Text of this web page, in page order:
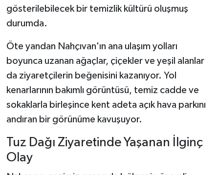
gösterilebilecek bir temizlik kültürü oluşmuş
durumda.
Öte yandan Nahçıvan'ın ana ulaşım yolları
boyunca uzanan ağaçlar, çiçekler ve yeşil alanlar
da ziyaretçilerin beğenisini kazanıyor. Yol
kenarlarının bakımlı görüntüsü, temiz cadde ve
sokaklarla birleşince kent adeta açık hava parkını
andıran bir görünüme kavuşuyor.
Tuz Dağı Ziyaretinde Yaşanan İlginç
Olay